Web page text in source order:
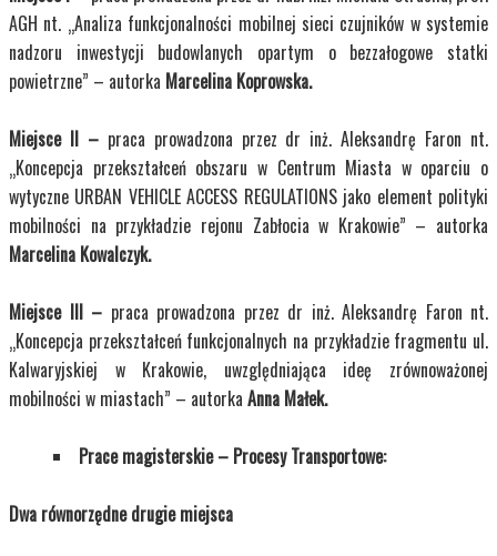
AGH nt. „Analiza funkcjonalności mobilnej sieci czujników w systemie
nadzoru inwestycji budowlanych opartym o bezzałogowe statki
powietrzne” – autorka Marcelina Koprowska.
Miejsce II – praca prowadzona przez dr inż. Aleksandrę Faron nt.
„Koncepcja przekształceń obszaru w Centrum Miasta w oparciu o
wytyczne URBAN VEHICLE ACCESS REGULATIONS jako element polityki
mobilności na przykładzie rejonu Zabłocia w Krakowie” – autorka
Marcelina Kowalczyk.
Miejsce III – praca prowadzona przez dr inż. Aleksandrę Faron nt.
„Koncepcja przekształceń funkcjonalnych na przykładzie fragmentu ul.
Kalwaryjskiej w Krakowie, uwzględniająca ideę zrównoważonej
mobilności w miastach” – autorka Anna Małek.
Prace magisterskie – Procesy Transportowe:
Dwa równorzędne drugie miejsca